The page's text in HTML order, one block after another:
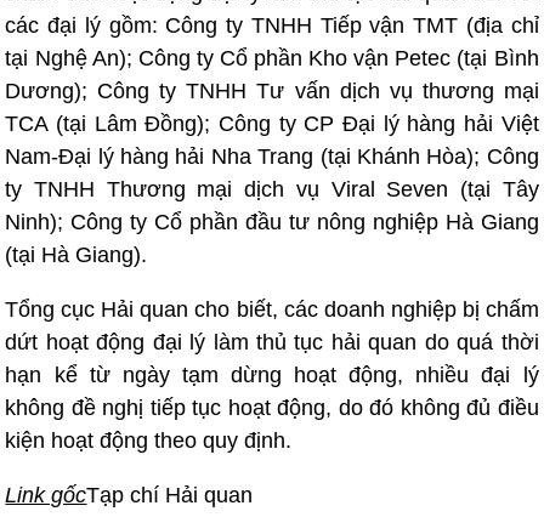
các đại lý gồm: Công ty TNHH Tiếp vận TMT (địa chỉ
tại Nghệ An); Công ty Cổ phần Kho vận Petec (tại Bình
Dương); Công ty TNHH Tư vấn dịch vụ thương mại
TCA (tại Lâm Đồng); Công ty CP Đại lý hàng hải Việt
Nam-Đại lý hàng hải Nha Trang (tại Khánh Hòa); Công
ty TNHH Thương mại dịch vụ Viral Seven (tại Tây
Ninh); Công ty Cổ phần đầu tư nông nghiệp Hà Giang
(tại Hà Giang).
Tổng cục Hải quan cho biết, các doanh nghiệp bị chấm
dứt hoạt động đại lý làm thủ tục hải quan do quá thời
hạn kể từ ngày tạm dừng hoạt động, nhiều đại lý
không đề nghị tiếp tục hoạt động, do đó không đủ điều
kiện hoạt động theo quy định.
Link gốcTạp chí Hải quan